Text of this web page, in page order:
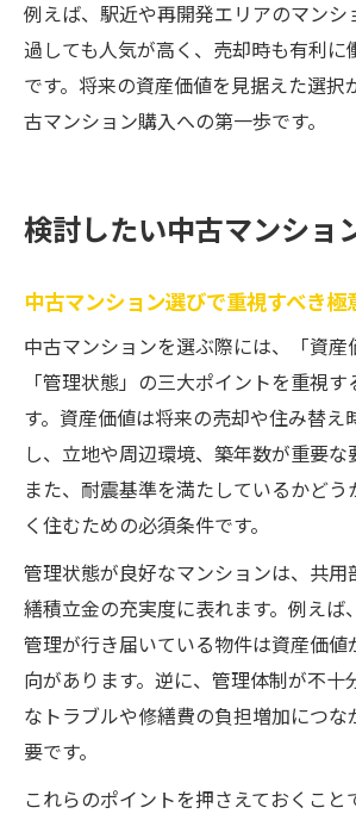
例えば、駅近や再開発エリアのマンシ
過しても人気が高く、売却時も有利に
です。将来の資産価値を見据えた選択
古マンション購入への第一歩です。
検討したい中古マンショ
中古マンション選びで重視すべき極
中古マンションを選ぶ際には、「資産
「管理状態」の三大ポイントを重視
す。資産価値は将来の売却や住み替え
し、立地や周辺環境、築年数が重要な
また、耐震基準を満たしているかど
く住むための必須条件です。
管理状態が良好なマンションは、共
繕積立金の充実度に表れます。例えば
管理が行き届いている物件は資産価値
向があります。逆に、管理体制が不十
なトラブルや修繕費の負担増加につ
要です。
これらのポイントを押さえておくこと